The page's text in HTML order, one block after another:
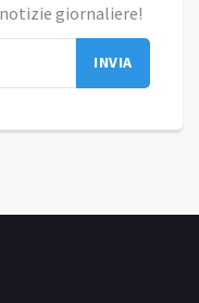
giornaliere!